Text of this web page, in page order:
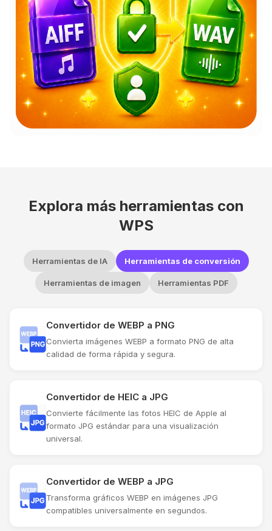
Explora más herramientas con
WPS
Herramientas de IA Herramientas de conversión
Herramientas de imagen Herramientas PDF
Convertidor de WEBP a PNG
Convierta imágenes WEBP a formato PNG de alta
calidad de forma rápida y segura.
Convertidor de HEIC a JPG
Convierte fácilmente las fotos HEIC de Apple al
formato JPG estándar para una visualización
universal.
Convertidor de WEBP a JPG
Transforma gráficos WEBP en imágenes JPG
compatibles universalmente en segundos.